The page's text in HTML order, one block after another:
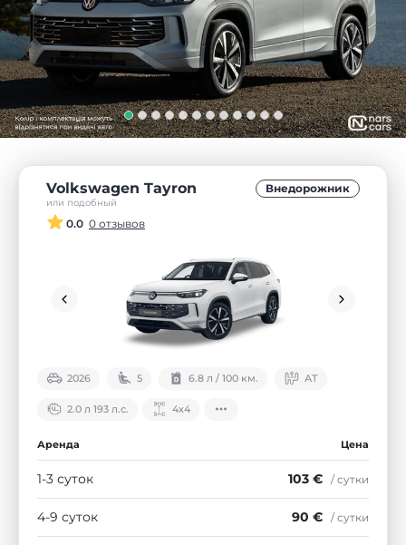
Volkswagen Tayron
или подобный
Внедорожник
0.0 0 отзывов
2026 5 6.8 л / 100 км. АТ
2.0 л 193 л.с. 4х4
Аренда Цена
1-3 суток 103 € / сутки
4-9 суток 90 € / сутки